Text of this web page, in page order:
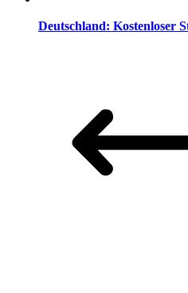
Deutschland: Kostenloser